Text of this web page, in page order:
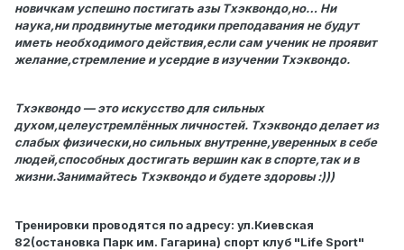
новичкам успешно постигать азы Тхэквондо,но… Ни
наука,ни продвинутые методики преподавания не будут
иметь необходимого действия,если сам ученик не проявит
желание,стремление и усердие в изучении Тхэквондо.
Тхэквондо — это искусство для сильных
духом,целеустремлённых личностей. Тхэквондо делает из
слабых физически,но сильных внутренне,уверенных в себе
людей,способных достигать вершин как в спорте,так и в
жизни.Занимайтесь Тхэквондо и будете здоровы :)))
Тренировки проводятся по адресу: ул.Киевская
82(остановка Парк им. Гагарина) спорт клуб "Life Sport"